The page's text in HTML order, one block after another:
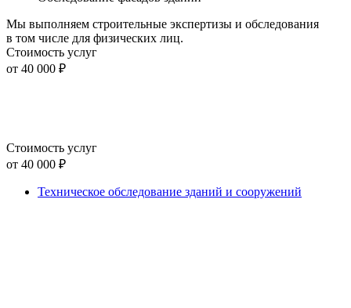
Мы выполняем строительные экспертизы и обследования
в том числе для физических лиц.
Стоимость услуг
от 40 000 ₽
Стоимость услуг
от 40 000 ₽
Техническое обследование зданий и сооружений